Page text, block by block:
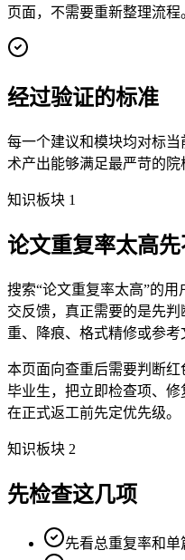
页面，不需要重新整理流程
经过验证的标准
每一个建议和模块均对标
术产出能够满足最严苛的院
知识板块 1
论文重复率太高
搜索“论文重复率太高”的
交反馈，真正需要的是先
重、降痕、格式精修或参考
本页面向查重后需要判断
毕业生，把立即检查项、
在正式返工前先定优先级。
知识板块 2
先检查这几项
先看总重复率和单